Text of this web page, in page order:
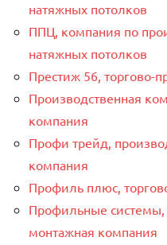
натяжных потолков
ППЦ, компания по
натяжных потолков
Престиж 56, торгово-
Производственная
компания
Профи трейд,
компания
Профиль плюс,
Профильные системы,
монтажная компания